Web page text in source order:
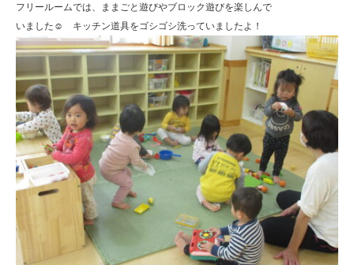
フリールームでは、ままごと遊びやブロック遊びを楽しんで
いました☺ キッチン道具をゴシゴシ洗っていましたよ！